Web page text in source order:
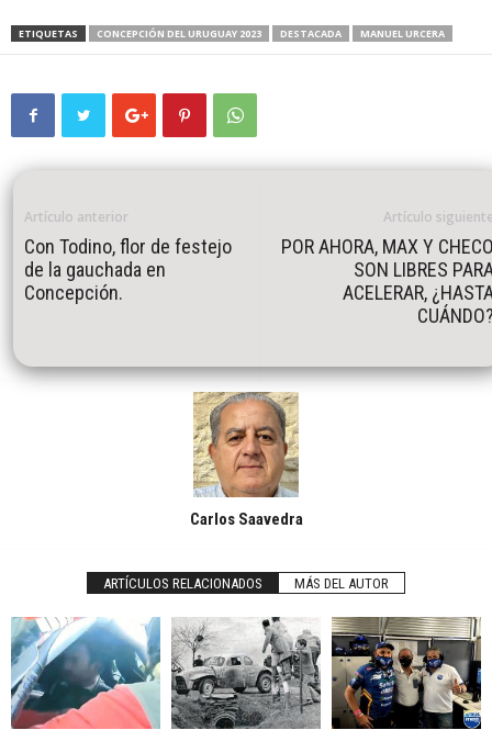
ETIQUETAS CONCEPCIÓN DEL URUGUAY 2023 DESTACADA MANUEL URCERA
Artículo anterior
Con Todino, flor de festejo
de la gauchada en
Concepción.
Artículo
POR AHORA, MAX Y
SON LIBRES
ACELERAR,
Carlos Saavedra
ARTÍCULOS RELACIONADOS MÁS DEL AUTOR